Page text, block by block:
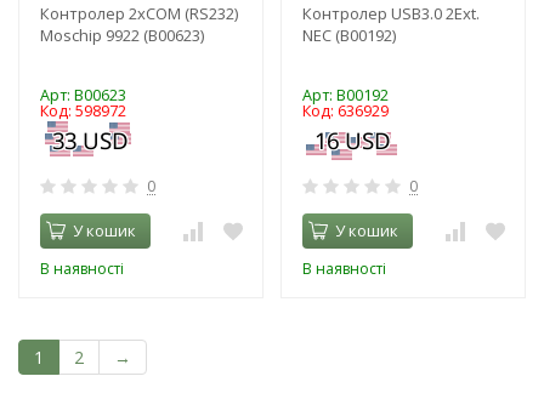
Контролер 2xCOM (RS232)
Moschip 9922 (B00623)
Арт: B00623
Код: 598972
0
У кошик
В наявності
Контролер USB3.0 2Ext.
NEC (B00192)
Арт: B00192
Код: 636929
0
У кошик
В наявності
1 2 →